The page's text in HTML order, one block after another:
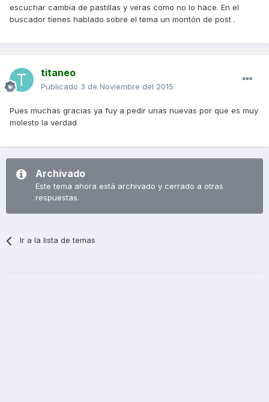
escuchar cambia de pastillas y veras como no lo hace. En el
buscador tienes hablado sobre el tema un montón de post .
titaneo
Publicado 3 de Noviembre del 2015
Pues muchas gracias ya fuy a pedir unas nuevas por que es muy
molesto la verdad
Archivado
Este tema ahora está archivado y cerrado a otras
respuestas.
Ir a la lista de temas